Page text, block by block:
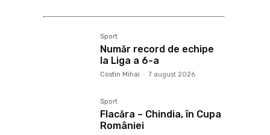
Sport
Număr record de echipe
la Liga a 6-a
Costin Mihai - 7 august 2026
Sport
Flacăra – Chindia, în Cupa
României